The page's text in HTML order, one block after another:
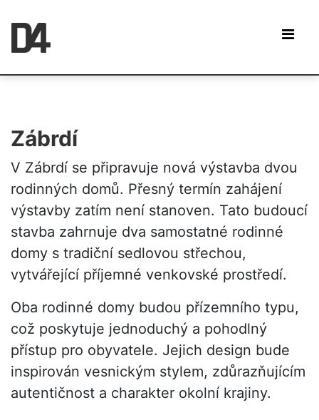
Zábrdí
V Zábrdí se připravuje nová výstavba dvou
rodinných domů. Přesný termín zahájení
výstavby zatím není stanoven. Tato budoucí
stavba zahrnuje dva samostatné rodinné
domy s tradiční sedlovou střechou,
vytvářející příjemné venkovské prostředí.
Oba rodinné domy budou přízemního typu,
což poskytuje jednoduchý a pohodlný
přístup pro obyvatele. Jejich design bude
inspirován vesnickým stylem, zdůrazňujícím
autentičnost a charakter okolní krajiny.